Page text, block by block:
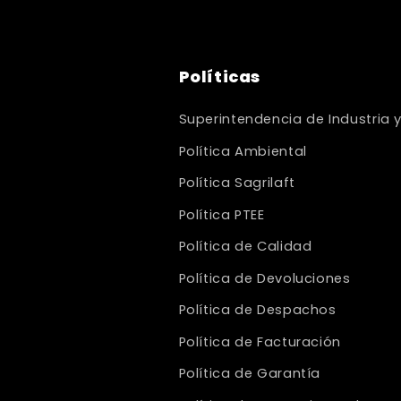
Políticas
Superintendencia de Industria
Política Ambiental
Política Sagrilaft
Política PTEE
Política de Calidad
Política de Devoluciones
Política de Despachos
Política de Facturación
Política de Garantía